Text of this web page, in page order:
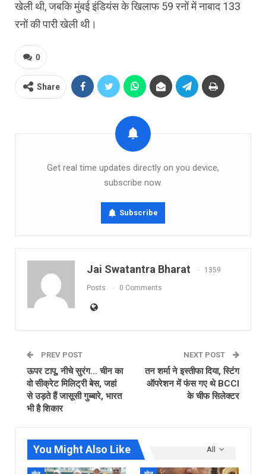
खेली थी, जबकि मुंबई इंडियंस के खिलाफ 59 रनों में नाबाद 133
रनों की पारी खेली थी।
0
Share
Get real time updates directly on you device,
subscribe now.
Subscribe
Jai Swatantra Bharat 1359
Posts 0 Comments
PREV POST
ऊपर टापू, नीचे सुरंग… चीन का
वो सीक्रेट मिलिट्री बेस, जहां
से उड़ते हैं जासूसी गुब्बारे, भारत
भी है शिकार
NEXT POST
तन शर्मा ने इस्तीफा दिया, स्टिंग
ऑपरेशन में फंस गए थे BCCI
के चीफ सिलेक्टर
All
You Might Also Like